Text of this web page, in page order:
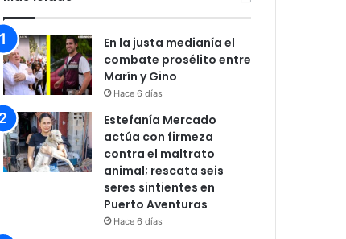
En la justa medianía el
combate prosélito entre
Marín y Gino
Hace 6 días
Estefanía Mercado
actúa con firmeza
contra el maltrato
animal; rescata seis
seres sintientes en
Puerto Aventuras
Hace 6 días